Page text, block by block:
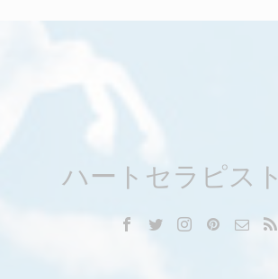
ハートセラピス